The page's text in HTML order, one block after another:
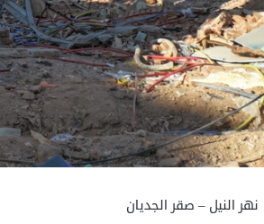
نهر النيل – صقر الجديان